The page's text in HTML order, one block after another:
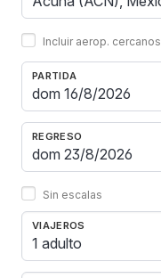
Incluir aerop. cercanos
PARTIDA
REGRESO
Sin escalas
VIAJEROS
1 adulto